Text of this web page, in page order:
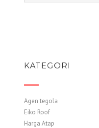
KATEGORI
Agen tegola
Eiko Roof
Harga Atap